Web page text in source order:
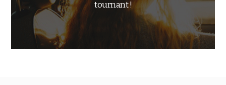
tournant !